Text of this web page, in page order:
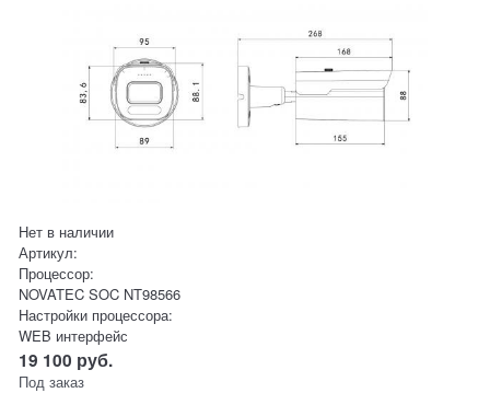
Нет в наличии
Артикул:
Процессор:
NOVATEC SOC NT98566
Настройки процессора:
WEB интерфейс
19 100 руб.
Под заказ